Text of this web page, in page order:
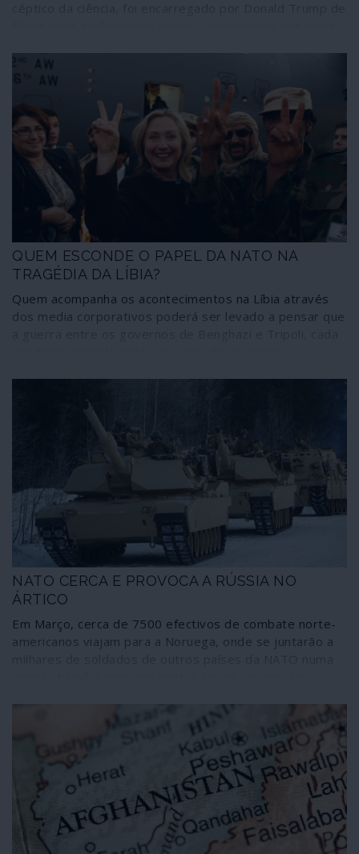
Unidos. Ferrenho do dogma “criacionista” e inimigo da
teoria da evolução, responsável pelo maior surto de HIV
no Estado de Indiana, onde era governador, adversário
do uso de preservativo – método “demasiado moderno”
– adepto do “tratamento clínico” da homossexualidade,
Pence dirige uma “task-force” para lidar com a crise do
COVID-19. E a fotografia oficial da primeira reunião do
grupo na Casa Branca mostra os participantes rezando
para que o mal do coronavírus seja afastado.
QUEM ESCONDE O PAPEL DA NATO NA
TRAGÉDIA DA LÍBIA?
Quem acompanha os acontecimentos na Líbia através
dos media corporativos poderá ser levado a pensar que
cuidada conspiração do silêncio gerida pela comunicação
social dominante, escudada na memória
tradicionalmente curta dos seus consumidores, faz com
que assim seja. No entanto, o caos reinante e onde
avultam muitos a rentáveis tráficos escabrosos, entre
eles o de escravos, foi gerado por uma coligação militar
da NATO com terroristas islâmicos das famílias al-Qaida
e Estado Islâmico. Ao contrário do
jornalismo/propaganda, a História cultiva a memória.
NATO CERCA E PROVOCA A RÚSSIA NO
ÁRTICO
Em Março, cerca de 7500 efectivos de combate norte-
americanos viajam para a Noruega, onde se juntarão a
que tem o nome de Cold Response (Resposta Fria)
2020 – as forças aliadas “realizarão exercícios
multinacionais conjuntos num cenário de combate de
alta intensidade em exigentes condições de Inverno”,
explicam os militares noruegueses. À primeira vista
parece ser mais um dos jogos de guerra da NATO mas,
pensando melhor, o Cold Response 2020 nada tem de
comum. Em primeiro lugar, é encenado acima do Círculo